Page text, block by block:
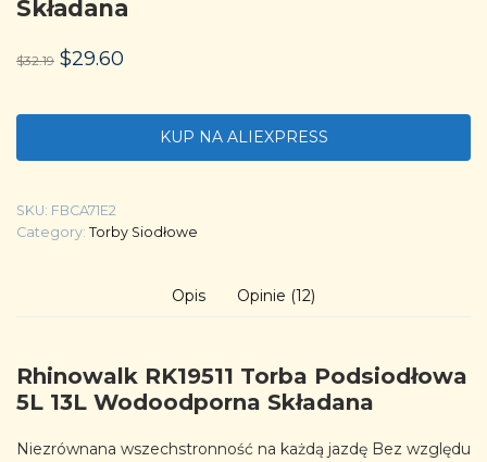
Składana
$32.19 Original
was:
$29.60
is:
$29.60.KUP NA ALIEXPRESS
SKU: FBCA71E2
Category: Torby Siodłowe
Opis Opinie (12)
Rhinowalk RK19511 Torba Podsiodłowa
5L 13L Wodoodporna Składana
Niezrównana wszechstronność na każdą jazdę Bez względu